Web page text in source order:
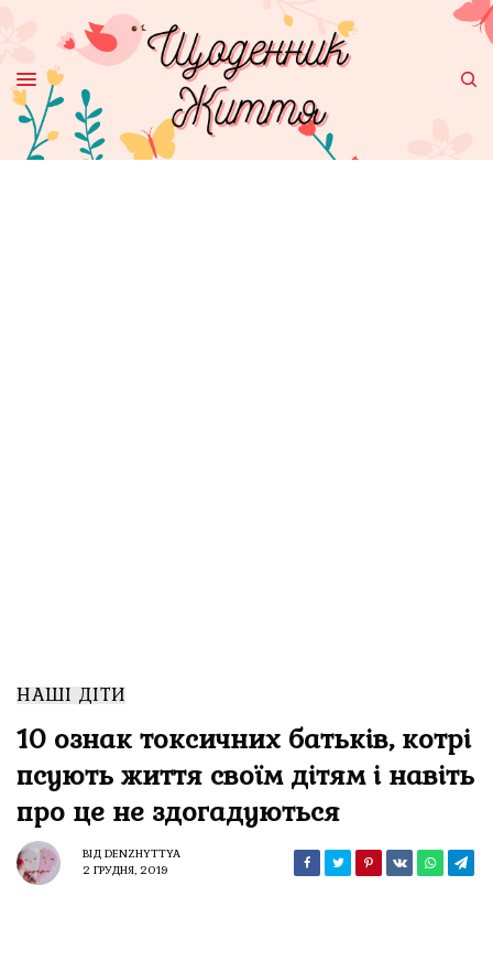
НАШІ ДІТИ
10 ознак токсичних батьків, котрі
псують життя своїм дітям і навіть
про це не здогадуються
ВІД DENZHYTTYA
2 ГРУДНЯ, 2019